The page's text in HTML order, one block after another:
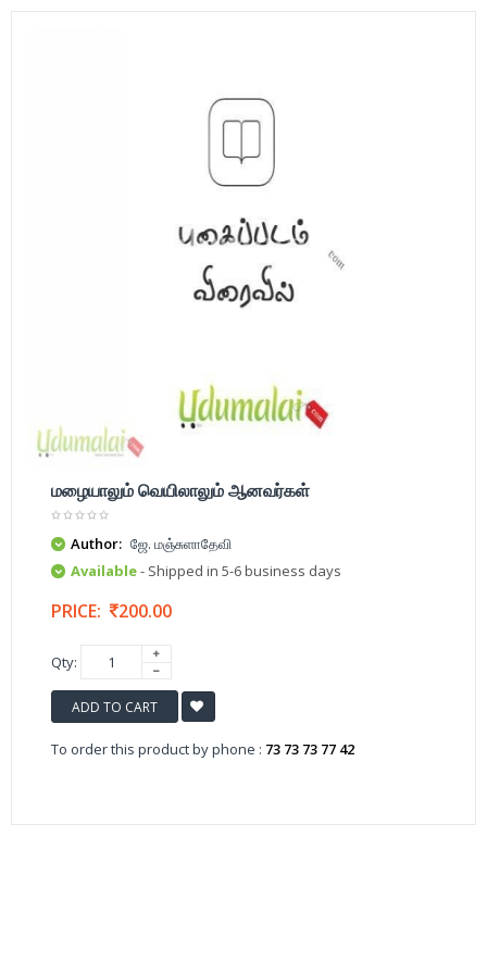
மழையாலும் வெயிலாலும் ஆனவர்கள்
Author: ஜே. மஞ்சுளாதேவி
Available- Shipped in 5-6 business days
PRICE: 200.00
Qty:
ADD TO CART
To order this product by phone : 73 73 73 77 42